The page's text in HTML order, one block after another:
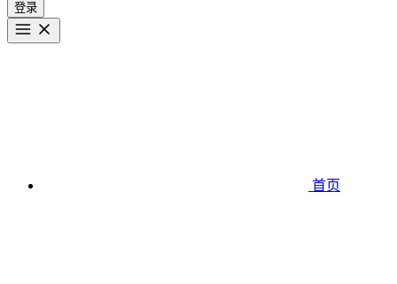
登录
首页